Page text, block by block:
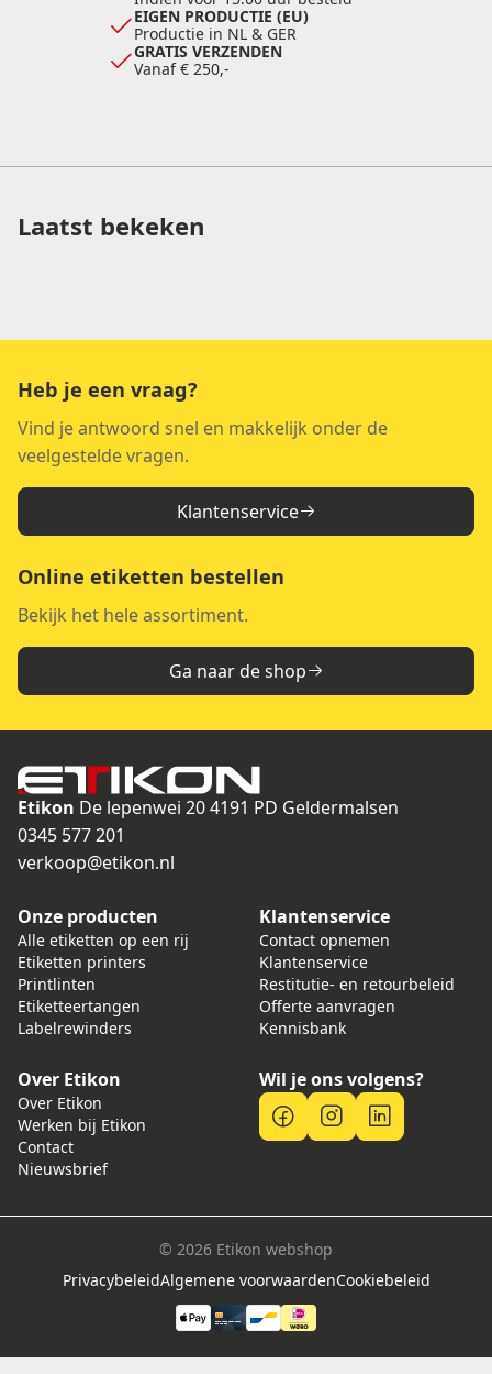
EIGEN PRODUCTIE (EU)
Productie in NL & GER
GRATIS VERZENDEN
Vanaf € 250,-
Laatst bekeken
Heb je een vraag?
Vind je antwoord snel en makkelijk onder de
veelgestelde vragen.
Klantenservice
Online etiketten bestellen
Bekijk het hele assortiment.
Ga naar de shop
Etikon De lepenwei 204191 PD Geldermalsen
0345 577 201
verkoop@etikon.nl
Onze producten
Alle etiketten op een rij
Etiketten printers
Printlinten
Etiketteertangen
Labelrewinders
Klantenservice
Contact opnemen
Klantenservice
Restitutie- en retourbeleid
Offerte aanvragen
Kennisbank
Over Etikon
Over Etikon
Werken bij Etikon
Contact
Nieuwsbrief
Wil je ons volgens?
© 2026 Etikon webshop
PrivacybeleidAlgemene voorwaardenCookiebeleid